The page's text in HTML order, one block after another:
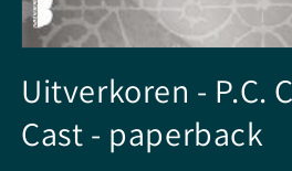
openen
in
modaal
Uitverkoren - P.C.
Cast - paperback